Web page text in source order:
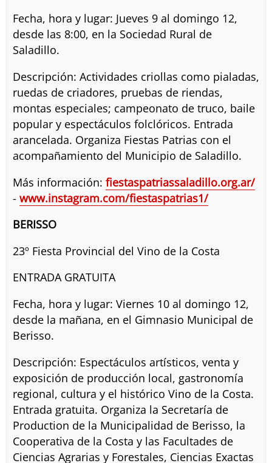
Fecha, hora y lugar: Jueves 9 al domingo 12,
desde las 8:00, en la Sociedad Rural de
Saladillo.
Descripción: Actividades criollas como pialadas,
ruedas de criadores, pruebas de riendas,
montas especiales; campeonato de truco, baile
popular y espectáculos folclóricos. Entrada
arancelada. Organiza Fiestas Patrias con el
acompañamiento del Municipio de Saladillo.
Más información: fiestaspatriassaladillo.org.ar/
- www.instagram.com/fiestaspatrias1/
BERISSO
23º Fiesta Provincial del Vino de la Costa
ENTRADA GRATUITA
Fecha, hora y lugar: Viernes 10 al domingo 12,
desde la mañana, en el Gimnasio Municipal de
Berisso.
Descripción: Espectáculos artísticos, venta y
exposición de producción local, gastronomía
regional, cultura y el histórico Vino de la Costa.
Entrada gratuita. Organiza la Secretaría de
Production de la Municipalidad de Berisso, la
Cooperativa de la Costa y las Facultades de
Ciencias Agrarias y Forestales, Ciencias Exactas